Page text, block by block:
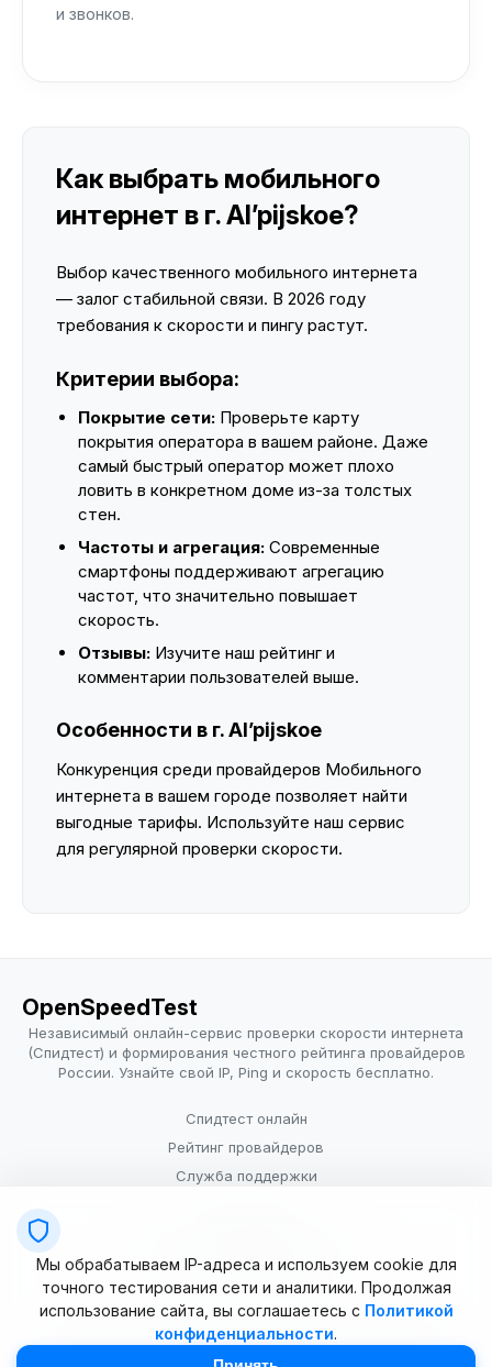
и звонков.
Как выбрать мобильного
интернет в г. Al’pijskoe?
Выбор качественного мобильного интернета
— залог стабильной связи. В 2026 году
требования к скорости и пингу растут.
Критерии выбора:
Покрытие сети: Проверьте карту
покрытия оператора в вашем районе. Даже
самый быстрый оператор может плохо
ловить в конкретном доме из-за толстых
стен.
Частоты и агрегация: Современные
смартфоны поддерживают агрегацию
частот, что значительно повышает
скорость.
Отзывы: Изучите наш рейтинг и
комментарии пользователей выше.
Особенности в г. Al’pijskoe
Конкуренция среди провайдеров Мобильного
интернета в вашем городе позволяет найти
выгодные тарифы. Используйте наш сервис
для регулярной проверки скорости.
OpenSpeedTest
Независимый онлайн-сервис проверки скорости интернета
(Спидтест) и формирования честного рейтинга провайдеров
России. Узнайте свой IP, Ping и скорость бесплатно.
Спидтест онлайн
Рейтинг провайдеров
Служба поддержки
Условия использования
© 2025–2026 OpenSpeedTest (ИП Долматова В.В.). Все права
Мы обрабатываем IP-адреса и используем cookie для
точного тестирования сети и аналитики. Продолжая
использование сайта, вы соглашаетесь с Политикой
конфиденциальности.